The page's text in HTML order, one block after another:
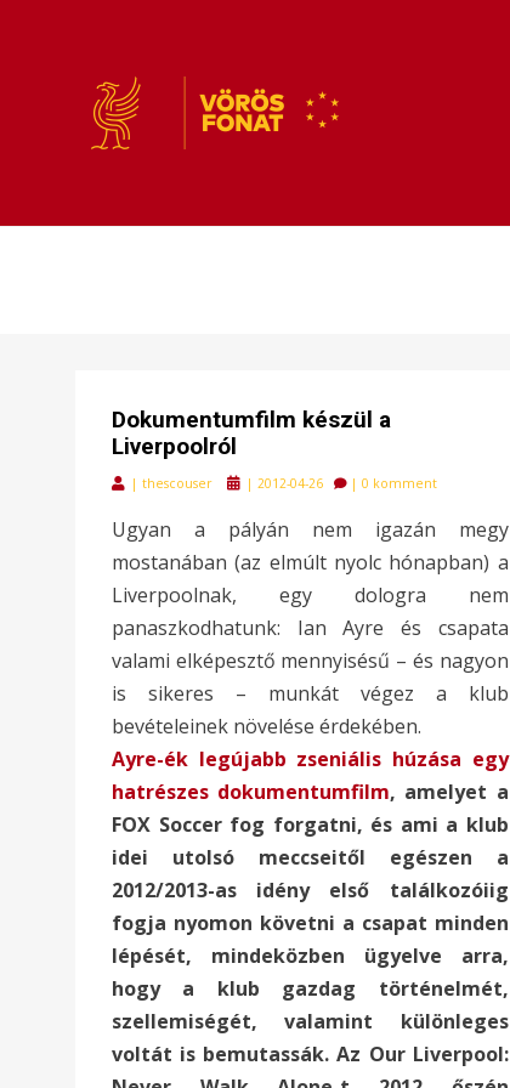
Dokumentumfilm készül a
Liverpoolról
| thescouser
Posted
| 2012-04-26 | 0 komment
Ugyan a pályán nem igazán megy
mostanában (az elmúlt nyolc hónapban) a
Liverpoolnak, egy dologra nem
panaszkodhatunk: Ian Ayre és csapata
valami elképesztő mennyisésű – és nagyon
is sikeres – munkát végez a klub
bevételeinek növelése érdekében.
Ayre-ék legújabb zseniális húzása egy
hatrészes dokumentumfilm, amelyet a
FOX Soccer fog forgatni, és ami a klub
idei utolsó meccseitől egészen a
2012/2013-as idény első találkozóiig
fogja nyomon követni a csapat minden
lépését, mindeközben ügyelve arra,
hogy a klub gazdag történelmét,
szellemiségét, valamint különleges
voltát is bemutassák. Az Our Liverpool: